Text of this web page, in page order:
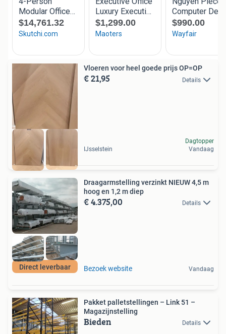
Vloeren voor heel goede prijs OP=OP
€ 21,95 Details
IJsselstein
Dagtopper
Vandaag
Direct leverbaar
Draagarmstelling verzinkt NIEUW 4,5 m
hoog en 1,2 m diep
€ 4.375,00 Details
Bezoek website Vandaag
Pakket palletstellingen – Link 51 –
Magazijnstelling
Bieden Details